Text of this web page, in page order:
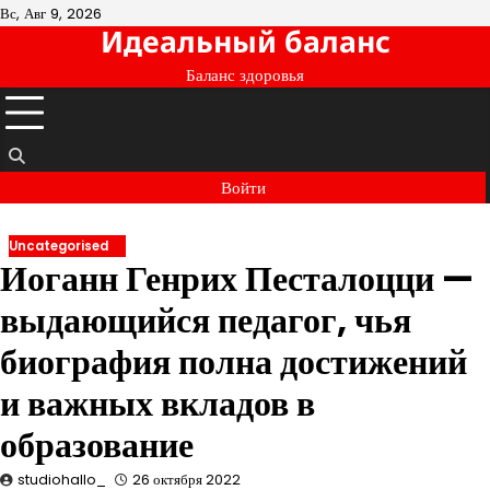
Перейти
Вс, Авг 9, 2026
Идеальный баланс
Баланс здоровья
Войти
Uncategorised
Иоганн Генрих Песталоцци —
выдающийся педагог, чья
биография полна достижений
и важных вкладов в
образование
studiohallo_ 26 октября 2022